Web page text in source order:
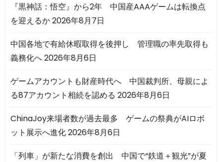
『黒神話：悟空』から2年 中国産AAAゲームは転換点
を迎えるか2026年8月7日
中国各地で有給休暇取得を後押し 管理職の率先取得も
義務化へ2026年8月6日
ゲームアカウントも財産時代へ 中国裁判所、母親によ
る87アカウント相続を認める 2026年8月6日
ChinaJoy来場者数が過去最多 ゲームの祭典がAIロボ
ット展示へ進化2026年8月6日
「列車」が新たな消費を創出 中国で“鉄道＋観光”が夏